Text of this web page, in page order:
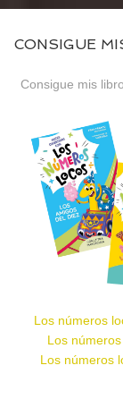
CONSIGUE
Consigue mis
Los números
Los
Los números